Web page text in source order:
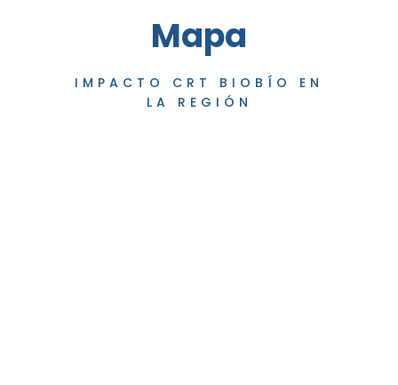
Mapa
IMPACTO CRT BIOBÍO EN
LA REGIÓN